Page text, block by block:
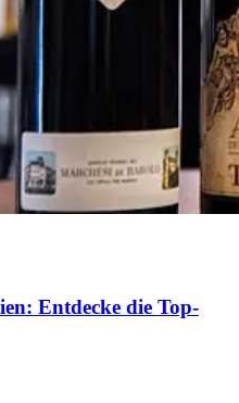
Entdecke die Top-